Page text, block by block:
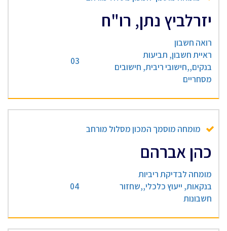
יזרלביץ נתן, רו"ח
רואה חשבון
ראיית חשבון, תביעות
בנקים,,חישובי ריבית, חישובים
מסחריים
03
מומחה מוסמך המכון מסלול מורחב
כהן אברהם
מומחה לבדיקת ריביות
בנקאות, ייעוץ כלכלי,,שחזור
חשבונות
04